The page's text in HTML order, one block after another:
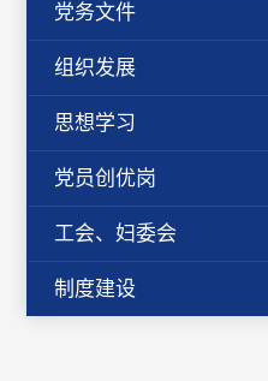
党务文件
组织发展
思想学习
党员创优岗
工会、妇委会
制度建设